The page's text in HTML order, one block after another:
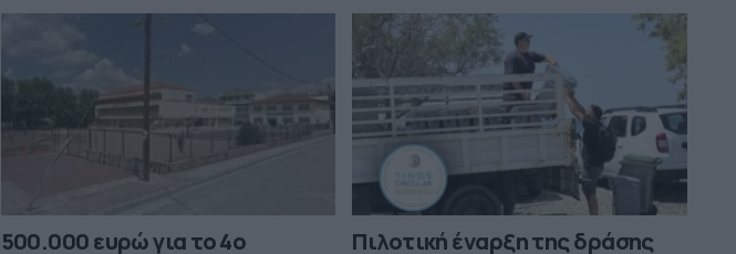
500.000 ευρώ για το 4ο
Πιλοτική έναρξη της δράσης